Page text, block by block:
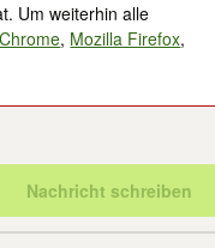
Um weiterhin alle
, Mozilla Firefox,
Nachricht schreiben